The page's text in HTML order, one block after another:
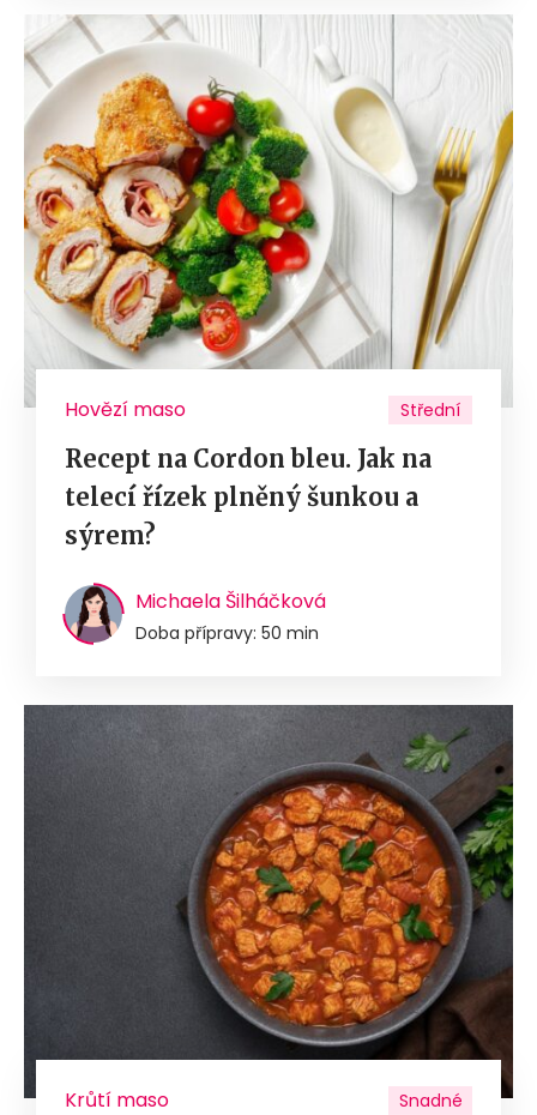
Hovězí maso Střední
Recept na Cordon bleu. Jak na
telecí řízek plněný šunkou a
sýrem?
Michaela Šilháčková
Doba přípravy: 50 min
Krůtí maso Snadné